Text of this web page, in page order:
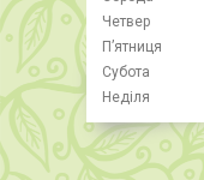
Четвер
Пʼятниця
Субота
Неділя